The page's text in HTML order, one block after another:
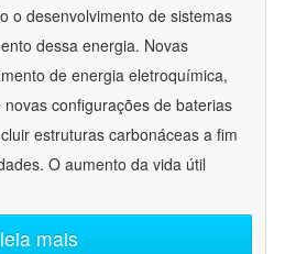
o desenvolvimento de sistemas
dessa energia. Novas
de energia eletroquímica,
configurações de baterias
estruturas carbonáceas a fim
O aumento da vida útil
leia mais